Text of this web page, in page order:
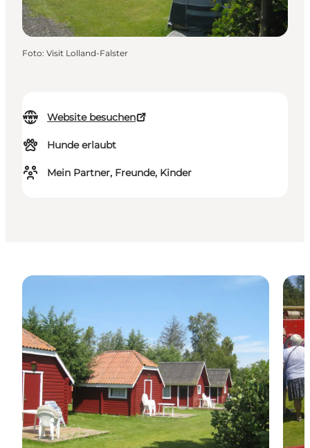
Website besuchen
Hunde erlaubt
Mein Partner, Freunde, Kinder
Foto: Visit Lolland-Falster